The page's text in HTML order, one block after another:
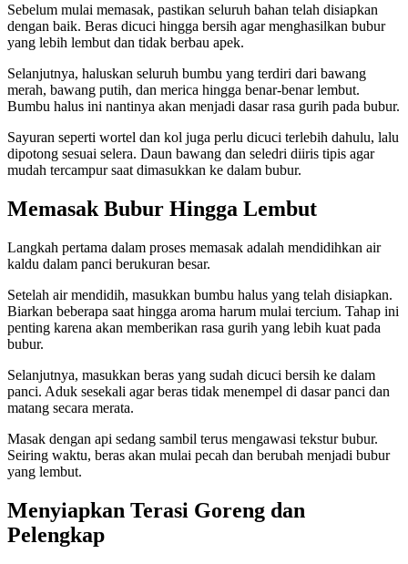
Sebelum mulai memasak, pastikan seluruh bahan telah disiapkan
dengan baik. Beras dicuci hingga bersih agar menghasilkan bubur
yang lebih lembut dan tidak berbau apek.
Selanjutnya, haluskan seluruh bumbu yang terdiri dari bawang
merah, bawang putih, dan merica hingga benar-benar lembut.
Bumbu halus ini nantinya akan menjadi dasar rasa gurih pada bubur.
Sayuran seperti wortel dan kol juga perlu dicuci terlebih dahulu, lalu
dipotong sesuai selera. Daun bawang dan seledri diiris tipis agar
mudah tercampur saat dimasukkan ke dalam bubur.
Memasak Bubur Hingga Lembut
Langkah pertama dalam proses memasak adalah mendidihkan air
kaldu dalam panci berukuran besar.
Setelah air mendidih, masukkan bumbu halus yang telah disiapkan.
Biarkan beberapa saat hingga aroma harum mulai tercium. Tahap ini
penting karena akan memberikan rasa gurih yang lebih kuat pada
bubur.
Selanjutnya, masukkan beras yang sudah dicuci bersih ke dalam
panci. Aduk sesekali agar beras tidak menempel di dasar panci dan
matang secara merata.
Masak dengan api sedang sambil terus mengawasi tekstur bubur.
Seiring waktu, beras akan mulai pecah dan berubah menjadi bubur
yang lembut.
Menyiapkan Terasi Goreng dan
Pelengkap